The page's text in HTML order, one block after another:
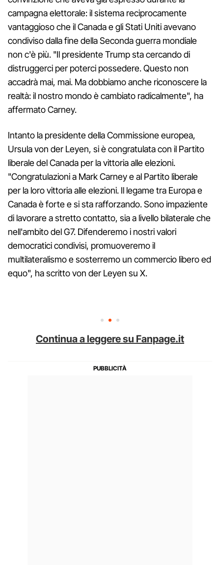
campagna elettorale: il sistema reciprocamente
vantaggioso che il Canada e gli Stati Uniti avevano
condiviso dalla fine della Seconda guerra mondiale
non c'è più. "Il presidente Trump sta cercando di
distruggerci per poterci possedere. Questo non
accadrà mai, mai. Ma dobbiamo anche riconoscere la
realtà: il nostro mondo è cambiato radicalmente", ha
affermato Carney.
Intanto la presidente della Commissione europea,
Ursula von der Leyen, si è congratulata con il Partito
liberale del Canada per la vittoria alle elezioni.
"Congratulazioni a Mark Carney e al Partito liberale
per la loro vittoria alle elezioni. Il legame tra Europa e
Canada è forte e si sta rafforzando. Sono impaziente
di lavorare a stretto contatto, sia a livello bilaterale che
nell'ambito del G7. Difenderemo i nostri valori
democratici condivisi, promuoveremo il
multilateralismo e sosterremo un commercio libero ed
equo", ha scritto von der Leyen su X.
Continua a leggere su Fanpage.it